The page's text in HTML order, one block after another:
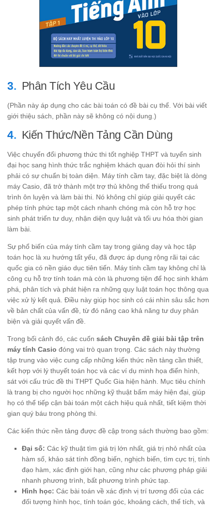
Phân Tích Yêu Cầu
(Phần này áp dụng cho các bài toán có đề bài cụ thể. Với bài viết
giới thiệu sách, phần này sẽ không có nội dung.)
Kiến Thức/Nền Tảng Cần Dùng
Việc chuyển đổi phương thức thi tốt nghiệp THPT và tuyển sinh
đại học sang hình thức trắc nghiệm khách quan đòi hỏi thí sinh
phải có sự chuẩn bị toàn diện. Máy tính cầm tay, đặc biệt là dòng
máy Casio, đã trở thành một trợ thủ không thể thiếu trong quá
trình ôn luyện và làm bài thi. Nó không chỉ giúp giải quyết các
phép tính phức tạp một cách nhanh chóng mà còn hỗ trợ học
sinh phát triển tư duy, nhận diện quy luật và tối ưu hóa thời gian
làm bài.
Sự phổ biến của máy tính cầm tay trong giảng dạy và học tập
toán học là xu hướng tất yếu, đã được áp dụng rộng rãi tại các
quốc gia có nền giáo dục tiên tiến. Máy tính cầm tay không chỉ là
công cụ hỗ trợ tính toán mà còn là phương tiện để học sinh khám
phá, phân tích và phát hiện ra những quy luật toán học thông qua
việc xử lý kết quả. Điều này giúp học sinh có cái nhìn sâu sắc hơn
về bản chất của vấn đề, từ đó nâng cao khả năng tư duy phản
biện và giải quyết vấn đề.
Trong bối cảnh đó, các cuốn sách Chuyên đề giải bài tập trên
máy tính Casio đóng vai trò quan trọng. Các sách này thường
tập trung vào việc cung cấp những kiến thức nền tảng cần thiết,
kết hợp với lý thuyết toán học và các ví dụ minh họa điển hình,
sát với cấu trúc đề thi THPT Quốc Gia hiện hành. Mục tiêu chính
là trang bị cho người học những kỹ thuật bấm máy hiện đại, giúp
họ có thể tiếp cận bài toán một cách hiệu quả nhất, tiết kiệm thời
gian quý báu trong phòng thi.
Các kiến thức nền tảng được đề cập trong sách thường bao gồm:
Đại số: Các kỹ thuật tìm giá trị lớn nhất, giá trị nhỏ nhất của
hàm số, khảo sát tính đồng biến, nghịch biến, tìm cực trị, tính
đạo hàm, xác định giới hạn, cũng như các phương pháp giải
nhanh phương trình, bất phương trình phức tạp.
Hình học: Các bài toán về xác định vị trí tương đối của các
đối tượng hình học, tính toán góc, khoảng cách, thể tích, và